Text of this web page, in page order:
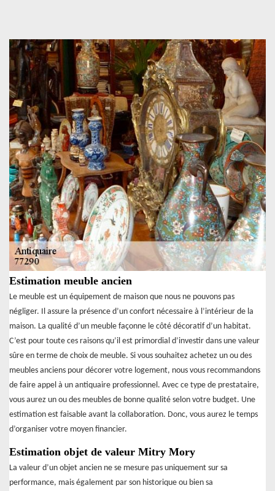
Estimation meuble ancien
Le meuble est un équipement de maison que nous ne pouvons pas
négliger. Il assure la présence d’un confort nécessaire à l’intérieur de la
maison. La qualité d’un meuble façonne le côté décoratif d’un habitat.
C’est pour toute ces raisons qu’il est primordial d’investir dans une valeur
sûre en terme de choix de meuble. Si vous souhaitez achetez un ou des
meubles anciens pour décorer votre logement, nous vous recommandons
de faire appel à un antiquaire professionnel. Avec ce type de prestataire,
vous aurez un ou des meubles de bonne qualité selon votre budget. Une
estimation est faisable avant la collaboration. Donc, vous aurez le temps
d’organiser votre moyen financier.
Estimation objet de valeur Mitry Mory
La valeur d’un objet ancien ne se mesure pas uniquement sur sa
performance, mais également par son historique ou bien sa